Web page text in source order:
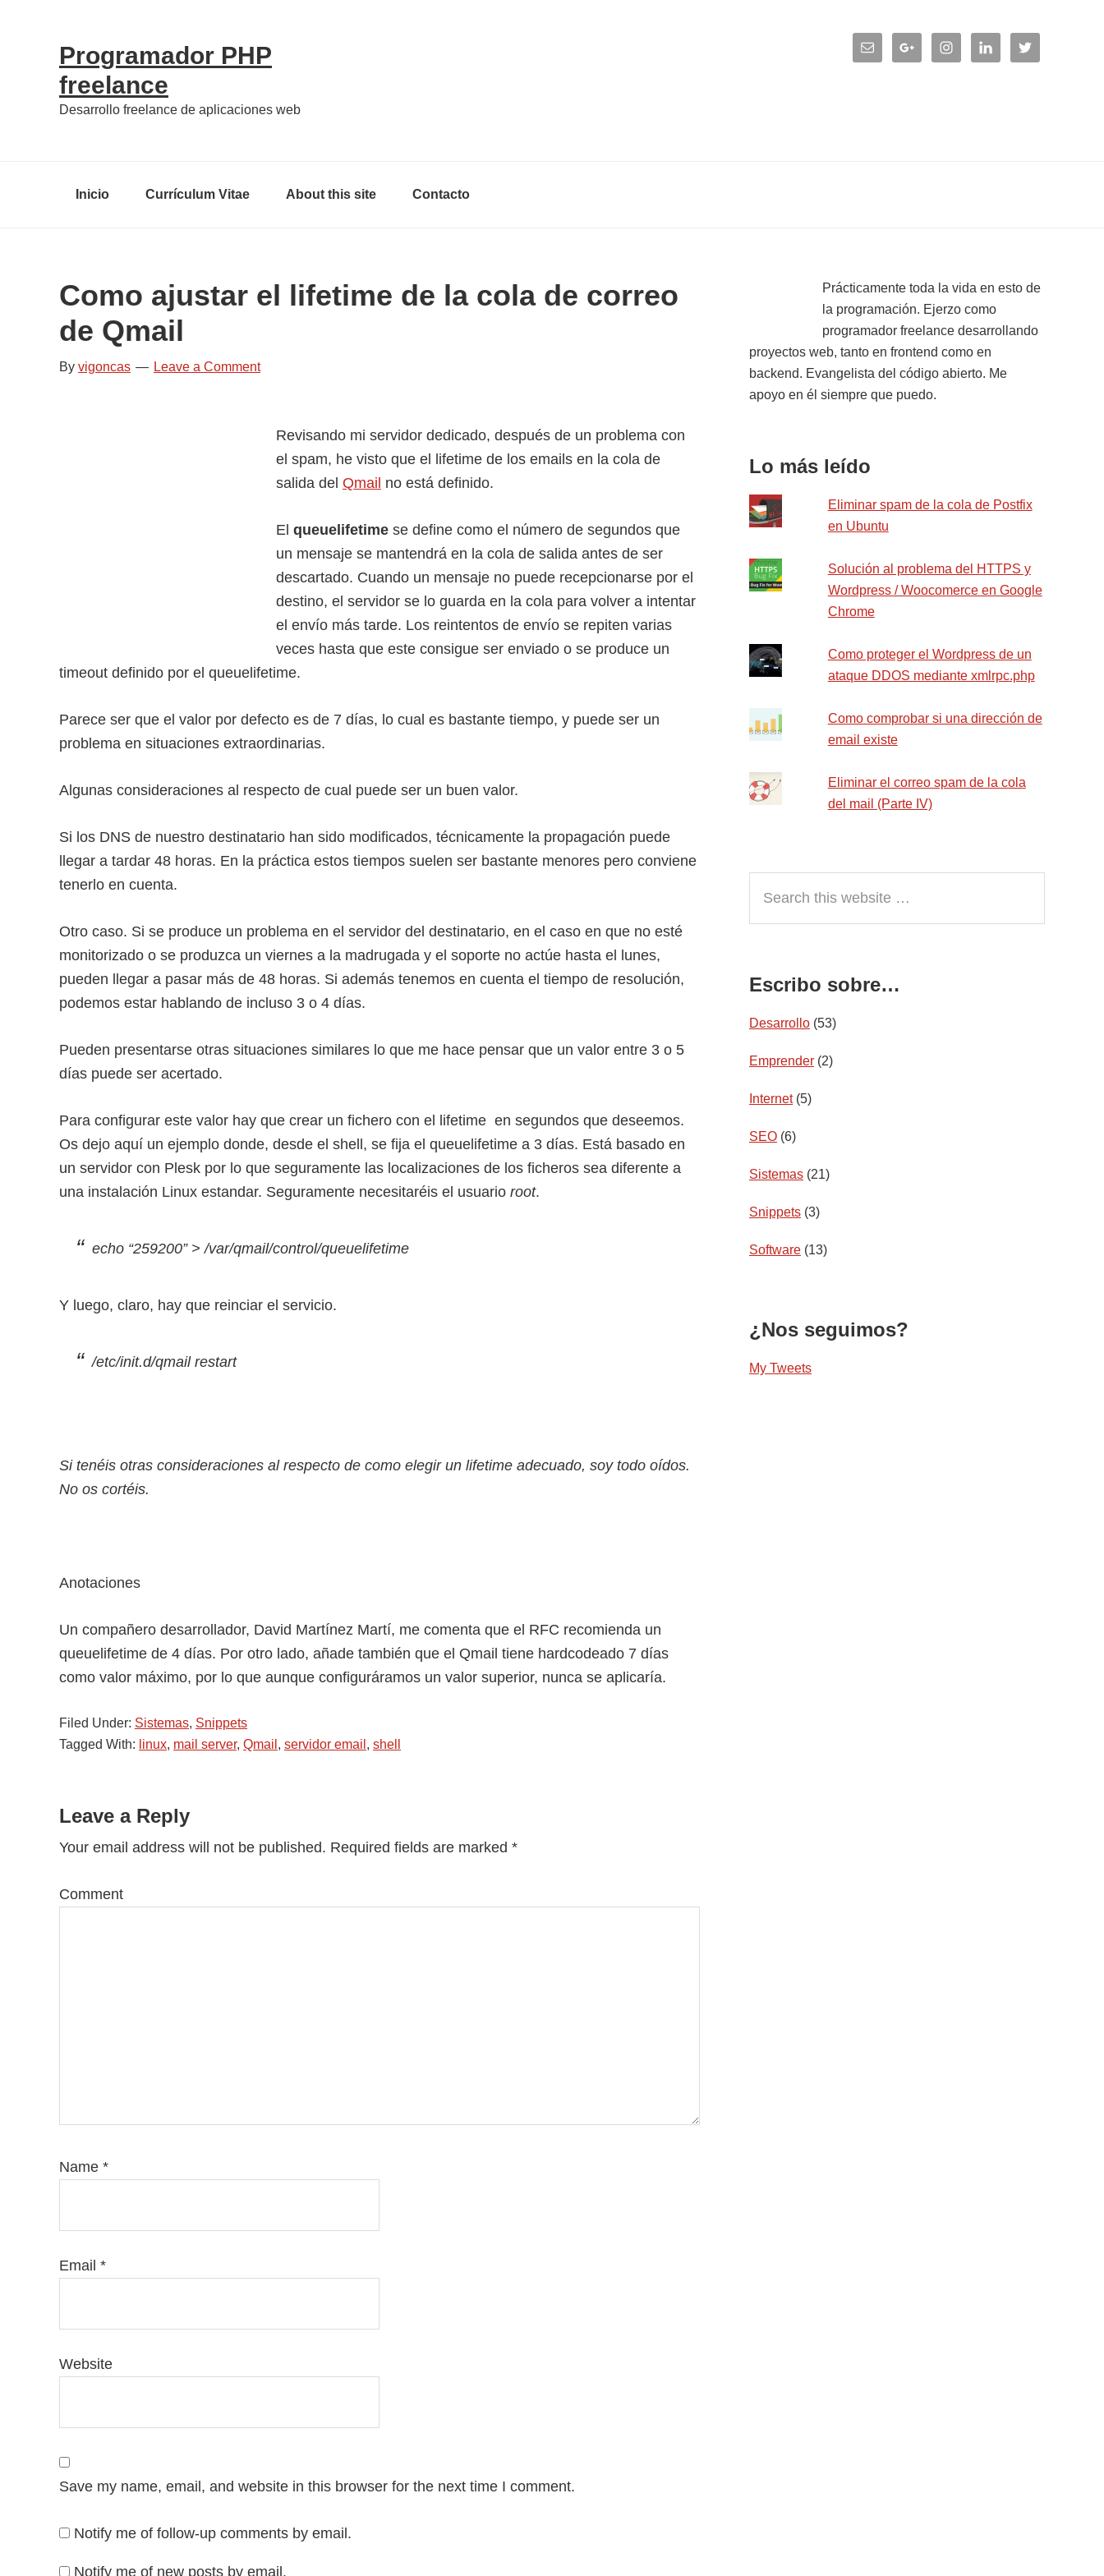
navigation
Programador PHP
freelance
Desarrollo freelance de aplicaciones web
navigation
Inicio Currículum Vitae About this site Contacto
Como ajustar el lifetime de la cola de correo
de Qmail
By vigoncas Leave a Comment
Revisando mi servidor dedicado, después de un problema con
el spam, he visto que el lifetime de los emails en la cola de
salida del Qmail no está definido.
El queuelifetime se define como el número de segundos que
un mensaje se mantendrá en la cola de salida antes de ser
descartado. Cuando un mensaje no puede recepcionarse por el
destino, el servidor se lo guarda en la cola para volver a intentar
el envío más tarde. Los reintentos de envío se repiten varias
veces hasta que este consigue ser enviado o se produce un
timeout definido por el queuelifetime.
Parece ser que el valor por defecto es de 7 días, lo cual es bastante tiempo, y puede ser un
problema en situaciones extraordinarias.
Algunas consideraciones al respecto de cual puede ser un buen valor.
Si los DNS de nuestro destinatario han sido modificados, técnicamente la propagación puede
llegar a tardar 48 horas. En la práctica estos tiempos suelen ser bastante menores pero conviene
tenerlo en cuenta.
Otro caso. Si se produce un problema en el servidor del destinatario, en el caso en que no esté
monitorizado o se produzca un viernes a la madrugada y el soporte no actúe hasta el lunes,
pueden llegar a pasar más de 48 horas. Si además tenemos en cuenta el tiempo de resolución,
podemos estar hablando de incluso 3 o 4 días.
Pueden presentarse otras situaciones similares lo que me hace pensar que un valor entre 3 o 5
días puede ser acertado.
Para configurar este valor hay que crear un fichero con el lifetime en segundos que deseemos.
Os dejo aquí un ejemplo donde, desde el shell, se fija el queuelifetime a 3 días. Está basado en
un servidor con Plesk por lo que seguramente las localizaciones de los ficheros sea diferente a
una instalación Linux estandar. Seguramente necesitaréis el usuario root.
echo “259200” > /var/qmail/control/queuelifetime
Y luego, claro, hay que reinciar el servicio.
/etc/init.d/qmail restart
Si tenéis otras consideraciones al respecto de como elegir un lifetime adecuado, soy todo oídos.
No os cortéis.
Anotaciones
Un compañero desarrollador, David Martínez Martí, me comenta que el RFC recomienda un
queuelifetime de 4 días. Por otro lado, añade también que el Qmail tiene hardcodeado 7 días
como valor máximo, por lo que aunque configuráramos un valor superior, nunca se aplicaría.
Filed Under: Sistemas, Snippets
Tagged With: linux, mail server, Qmail , servidor email , shell
Reader
Interactions
Leave a Reply
Your email address will not be published. Required fields are marked *
Comment
Name *
Email *
Website
Save my name, email, and website in this browser for the next time I comment.
Notify me of follow-up comments by email.
Notify me of new posts by email.
Primary
Sidebar
Prácticamente toda la vida en esto de
la programación. Ejerzo como
programador freelance desarrollando
proyectos web, tanto en frontend como en
backend. Evangelista del código abierto. Me
apoyo en él siempre que puedo.
Lo más leído
Eliminar spam de la cola de Postfix
en Ubuntu
Solución al problema del HTTPS y
Wordpress / Woocomerce en Google
Chrome
Como proteger el Wordpress de un
ataque DDOS mediante xmlrpc.php
Como comprobar si una dirección de
email existe
Eliminar el correo spam de la cola
del mail (Parte IV)
this
website
Escribo sobre…
Desarrollo (53)
Emprender (2)
Internet(5)
SEO (6)
Sistemas (21)
Snippets (3)
Software (13)
¿Nos seguimos?
My Tweets